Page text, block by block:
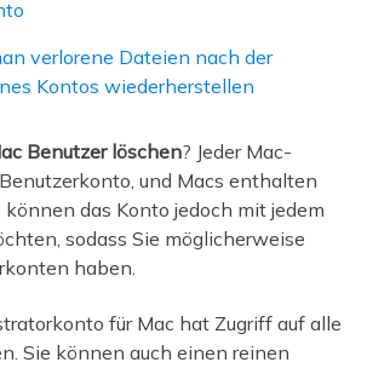
verlorene Dateien nach der
Kontos wiederherstellen
Benutzer löschen? Jeder Mac-
und Macs enthalten
können das Konto jedoch mit jedem
sodass Sie möglicherweise
haben.
für Mac hat Zugriff auf alle
Sie können auch einen reinen